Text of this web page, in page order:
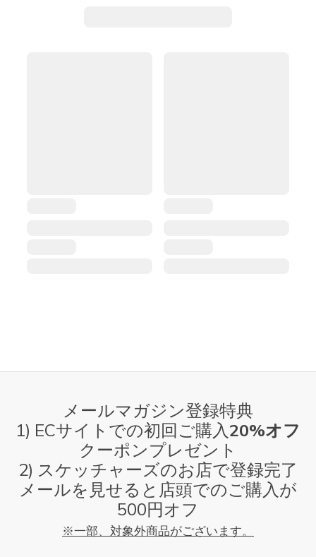
メールマガジン登録特典
1) ECサイトでの初回ご購入20%オフ
クーポンプレゼント
2) スケッチャーズのお店で登録完了
メールを見せると店頭でのご購入が
500円オフ
※一部、対象外商品がございます。